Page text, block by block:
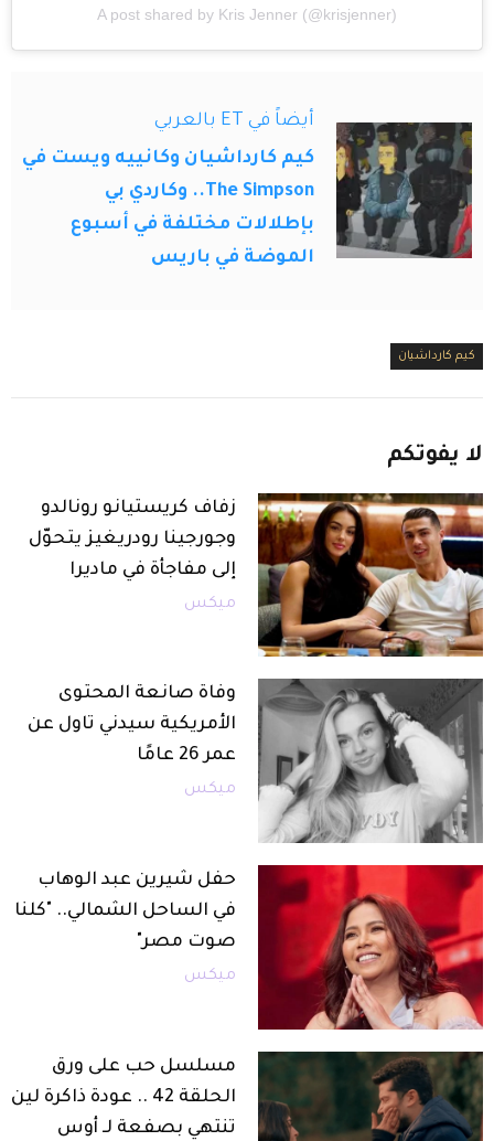
A post shared by Kris Jenner (@krisjenner)
أيضاً في ET بالعربي
كيم كارداشيان وكانييه ويست في
The Simpson.. وكاردي بي
بإطلالات مختلفة في أسبوع
الموضة في باريس
كيم كارداشيان
لا يفوتكم
زفاف كريستيانو رونالدو
وجورجينا رودريغيز يتحوّل
إلى مفاجأة في ماديرا
ميكس
وفاة صانعة المحتوى
الأمريكية سيدني تاول عن
عمر 26 عامًا
ميكس
حفل شيرين عبد الوهاب
في الساحل الشمالي.. "كلنا
صوت مصر"
ميكس
مسلسل حب على ورق
الحلقة 42 .. عودة ذاكرة لين
تنتهي بصفعة لـ أوس